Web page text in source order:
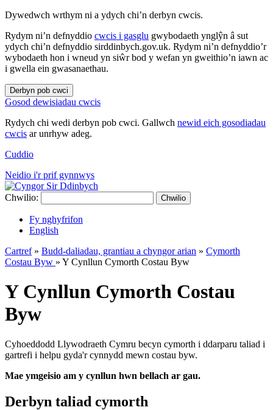
Dywedwch wrthym ni a ydych chi’n derbyn cwcis.
Rydym ni’n defnyddio cwcis i gasglu gwybodaeth ynglŷn â sut
ydych chi’n defnyddio sirddinbych.gov.uk. Rydym ni’n defnyddio’r
wybodaeth hon i wneud yn siŵr bod y wefan yn gweithio’n iawn ac
i gwella ein gwasanaethau.
Derbyn pob cwci
Gosod dewisiadau cwcis
Rydych chi wedi derbyn pob cwci. Gallwch newid eich gosodiadau
cwcis ar unrhyw adeg.
Cuddio
Neidio i'r prif gynnwys
Chwilio: Chwilio
Fy nghyfrifon
English
Cartref» Budd-daliadau, grantiau a chyngor arian » Cymorth
Costau Byw » Y Cynllun Cymorth Costau Byw
Y Cynllun Cymorth Costau
Byw
Cyhoeddodd Llywodraeth Cymru becyn cymorth i ddarparu taliad i
gartrefi i helpu gyda'r cynnydd mewn costau byw.
Mae ymgeisio am y cynllun hwn bellach ar gau.
Derbyn taliad cymorth